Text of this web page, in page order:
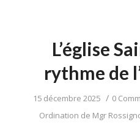
L’église
rythme de
15 décembre 2025 / 0
Ordination de Mgr